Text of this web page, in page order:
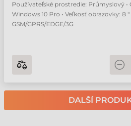
Používateľské prostredie: Průmyslový •
Windows 10 Pro • Veľkosť obrazovky: 8 "
GSM/GPRS/EDGE/3G
DALŠÍ